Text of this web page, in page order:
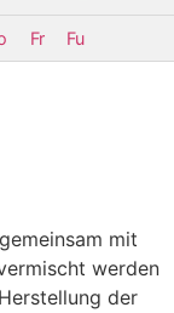
Fr Fu
mit
werden
der